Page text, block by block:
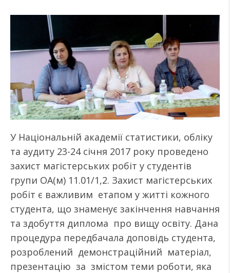
У Національній академії статистики, обліку
та аудиту 23-24 січня 2017 року проведено
захист магістерських робіт у студентів
групи ОА(м) 11.01/1,2. Захист магістерських
робіт є важливим етапом у житті кожного
студента, що знаменує закінчення навчання
та здобуття диплома про вищу освіту. Дана
процедура передбачала доповідь студента,
розроблений демонстраційний матеріал,
презентацію за змістом теми роботи, яка